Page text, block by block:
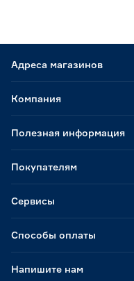
Адреса магазинов
Способы оплаты
Компания
Полезная информация
Покупателям
Сервисы
Напишите нам